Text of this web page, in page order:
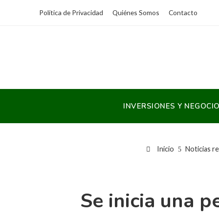
Política de Privacidad Quiénes Somos Contacto
INVERSIONES Y
Inicio Noticias
Se inicia una